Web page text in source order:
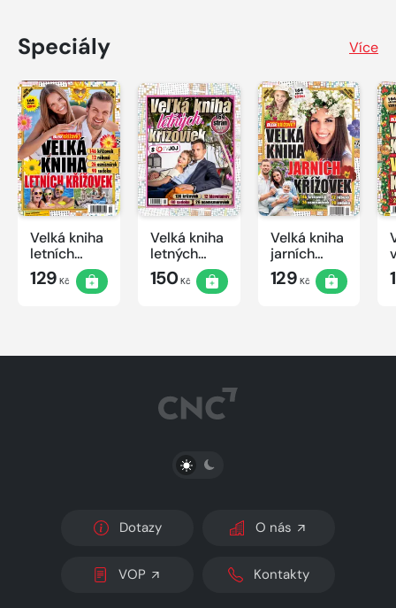
Speciály Více
Velká kniha
letních
křížovek
2026
129 Kč
Velká kniha
letných
krížoviek s
TV JOJ
150Kč
Velká kniha
jarních
křížovek
2026
129 Kč
PŘEPNOUT SVĚTLÝ/TMAVÝ REŽIM
Dotazy O nás
VOP Kontakty